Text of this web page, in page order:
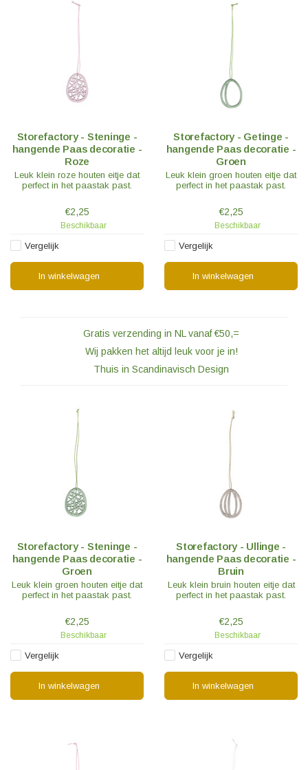
Storefactory - Steninge -
hangende Paas decoratie -
Roze
Leuk klein roze houten eitje dat
perfect in het paastak past.
€2,25
Beschikbaar
Vergelijk
In winkelwagen
Storefactory - Getinge -
hangende Paas decoratie -
Groen
Leuk klein groen houten eitje dat
perfect in het paastak past.
€2,25
Beschikbaar
Vergelijk
In winkelwagen
Gratis verzending in NL vanaf €50,=
Wij pakken het altijd leuk voor je in!
Thuis in Scandinavisch Design
Storefactory - Steninge -
hangende Paas decoratie -
Groen
Leuk klein groen houten eitje dat
perfect in het paastak past.
€2,25
Beschikbaar
Vergelijk
In winkelwagen
Storefactory - Ullinge -
hangende Paas decoratie -
Bruin
Leuk klein bruin houten eitje dat
perfect in het paastak past.
€2,25
Beschikbaar
Vergelijk
In winkelwagen